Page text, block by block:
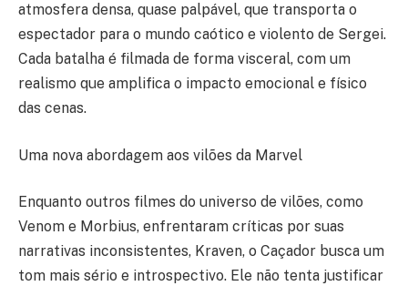
atmosfera densa, quase palpável, que transporta o
espectador para o mundo caótico e violento de Sergei.
Cada batalha é filmada de forma visceral, com um
realismo que amplifica o impacto emocional e físico
das cenas.
Uma nova abordagem aos vilões da Marvel
Enquanto outros filmes do universo de vilões, como
Venom e Morbius, enfrentaram críticas por suas
narrativas inconsistentes, Kraven, o Caçador busca um
tom mais sério e introspectivo. Ele não tenta justificar